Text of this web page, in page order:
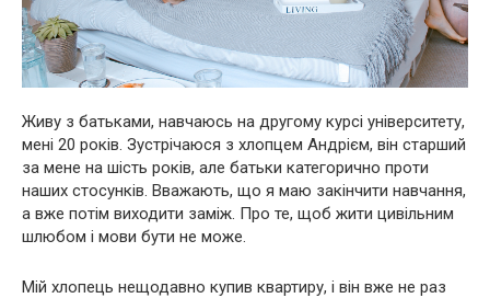
Живу з батьками, навчаюсь на другому курсі університету,
мені 20 років. Зустрічаюся з хлопцем Андрієм, він старший
за мене на шість років, але батьки категорично проти
наших стосунків. Вважають, що я маю закінчити навчання,
а вже потім виходити заміж. Про те, щоб жити цивільним
шлюбом і мови бути не може.
Мій хлопець нещодавно купив квартиру, і він вже не раз